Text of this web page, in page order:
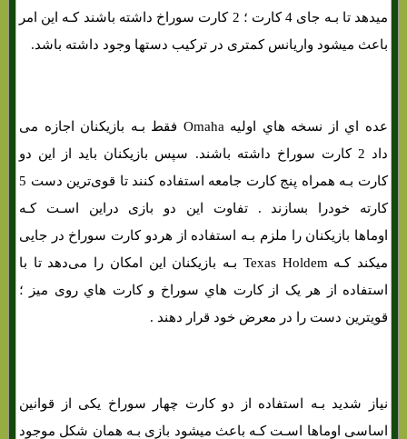
میدهد تا بـه جای 4 کارت ؛ 2 کارت سوراخ داشته باشند کـه این امر
باعث میشود واریانس کمتری در ترکیب دستها وجود داشته باشد.
عده اي از نسخه هاي‌ اولیه Omaha فقط بـه بازیکنان اجازه می
داد 2 کارت سوراخ داشته باشند. سپس بازیکنان باید از این دو
کارت بـه همراه پنج کارت جامعه استفاده کنند تا قوی‌ترین دست 5
کارته خودرا بسازند . تفاوت این دو بازی دراین اسـت کـه
اوماها بازیکنان را ملزم بـه استفاده از هردو کارت سوراخ در جایی
میکند کـه Texas Holdem بـه بازیکنان این امکان را می‌دهد تا با
استفاده از هر یک از کارت هاي‌ سوراخ و کارت هاي‌ روی میز ؛
قویترین دست را در معرض خود قرار دهند .
نیاز شدید بـه استفاده از دو کارت چهار سوراخ یکی از قوانین
اساسی اوماها اسـت کـه باعث میشود بازی بـه همان شکل موجود